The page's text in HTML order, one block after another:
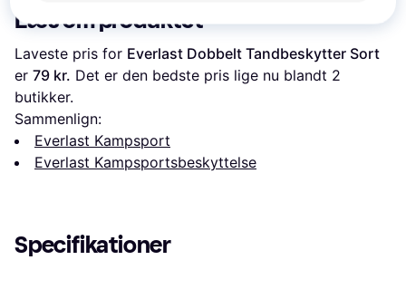
Læs om produktet
Laveste pris for Everlast Dobbelt Tandbeskytter Sort
er 79 kr. Det er den bedste pris lige nu blandt 2
butikker.
Sammenlign:
Everlast Kampsport
Everlast Kampsportsbeskyttelse
Specifikationer